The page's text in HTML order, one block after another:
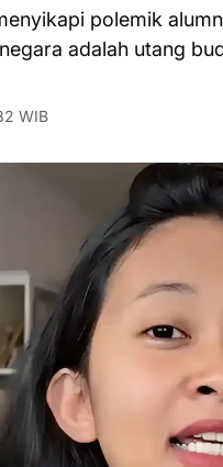
polemik
adalah utang
WIB